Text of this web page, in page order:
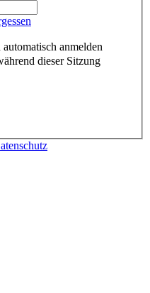
anmelden
dieser Sitzung